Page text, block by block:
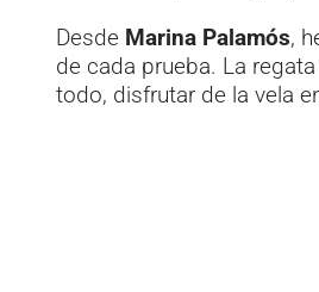
Desde Marina Palamós,
de cada prueba. La
todo, disfrutar de la vela